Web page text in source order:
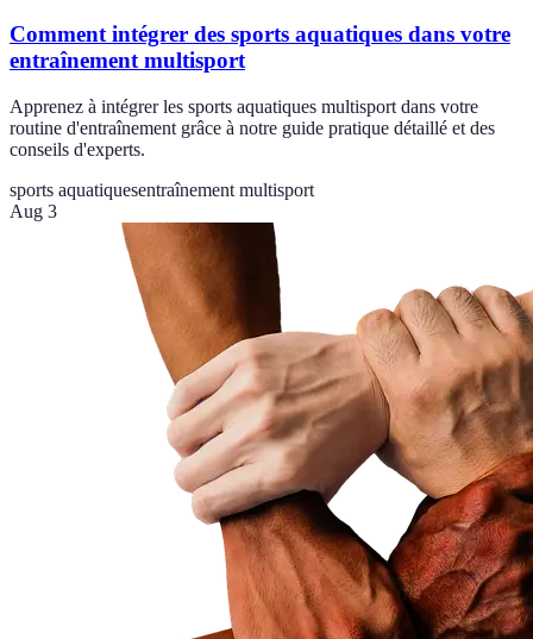
Comment intégrer des sports aquatiques dans votre
entraînement multisport
Apprenez à intégrer les sports aquatiques multisport dans votre
routine d'entraînement grâce à notre guide pratique détaillé et des
conseils d'experts.
sports aquatiquesentraînement multisport
Aug 3